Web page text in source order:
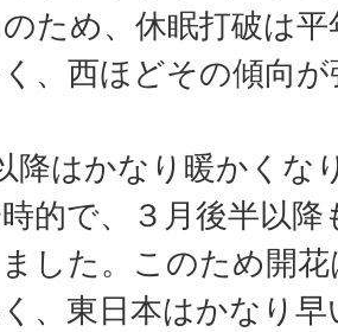
ため、休眠打破は
、西ほどその傾向
降はかなり暖かくな
的で、３月後半以降
した。このため開
、東日本はかなり